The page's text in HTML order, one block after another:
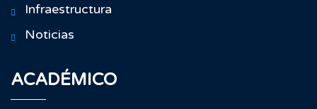
Infraestructura
Noticias
ACADÉMICO